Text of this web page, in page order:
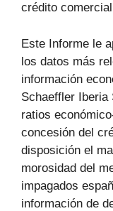
crédito
Este Informe le
los datos más
información
Schaeffler Iberia
ratios
concesión del
disposición el
morosidad del
impagados
información de